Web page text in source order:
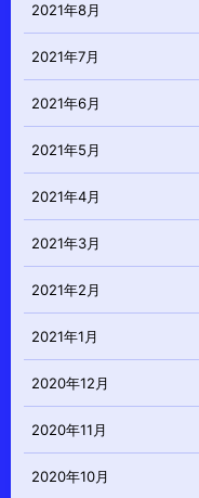
2021年8月
2021年7月
2021年6月
2021年5月
2021年4月
2021年3月
2021年2月
2021年1月
2020年12月
2020年11月
2020年10月